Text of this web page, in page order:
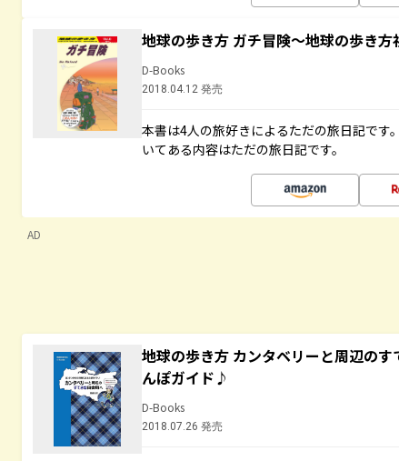
地球の歩き方 ガチ冒険～地球の歩き方
D-Books
2018.04.12 発売
本書は4人の旅好きによるただの旅日記です
いてある内容はただの旅日記です。
AD
地球の歩き方 カンタベリーと周辺の
んぽガイド♪
D-Books
2018.07.26 発売